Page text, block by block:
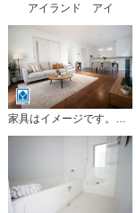
アイランド アイ
家具はイメージです。温かみのある雰囲気と、キッチンでの作業性を兼ね備え、家族の笑顔あふれる団らんのひと時をお過ごしいただける設計になっています。